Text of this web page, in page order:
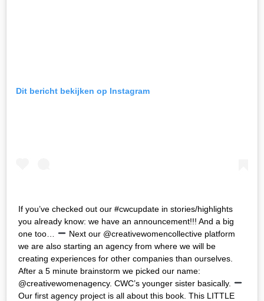
Dit bericht bekijken op Instagram
If you’ve checked out our #cwcupdate in stories/highlights
you already know: we have an announcement!!! And a big
one too…
Next our @creativewomencollective platform
we are also starting an agency from where we will be
creating experiences for other companies than ourselves.
After a 5 minute brainstorm we picked our name:
@creativewomenagency. CWC’s younger sister basically.
Our first agency project is all about this book. This LITTLE